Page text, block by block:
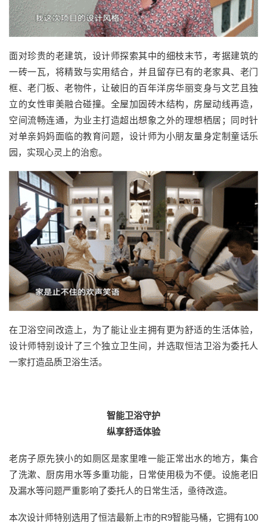
面对珍贵的老建筑，设计师探索其中的细枝末节，考据建筑的
一砖一瓦，将精致与实用结合，并且留存已有的老家具、老门
框、老门板、老物件，让破旧的百年洋房华丽变身与文艺且独
立的女性审美融合碰撞。全屋加固砖木结构，房屋动线再造，
空间流畅连通，为业主打造超出想象之外的理想栖居；同时针
对单亲妈妈面临的教育问题，设计师为小朋友量身定制童话乐
园，实现心灵上的治愈。
在卫浴空间改造上，为了能让业主拥有更为舒适的生活体验，
设计师特别设计了三个独立卫生间，并选取恒洁卫浴为委托人
一家打造品质卫浴生活。
智能卫浴守护
纵享舒适体验
老房子原先狭小的如厕区是家里唯一能正常出水的地方，集合
了洗漱、厨房用水等多重功能，日常使用极为不便。设施老旧
及漏水等问题严重影响了委托人的日常生活，亟待改造。
本次设计师特别选用了恒洁最新上市的R9智能马桶，它拥有100